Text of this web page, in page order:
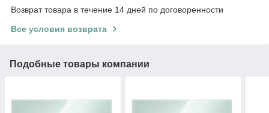
Возврат товара в течение 14 дней по договоренности
Все условия возврата
Подобные товары компании